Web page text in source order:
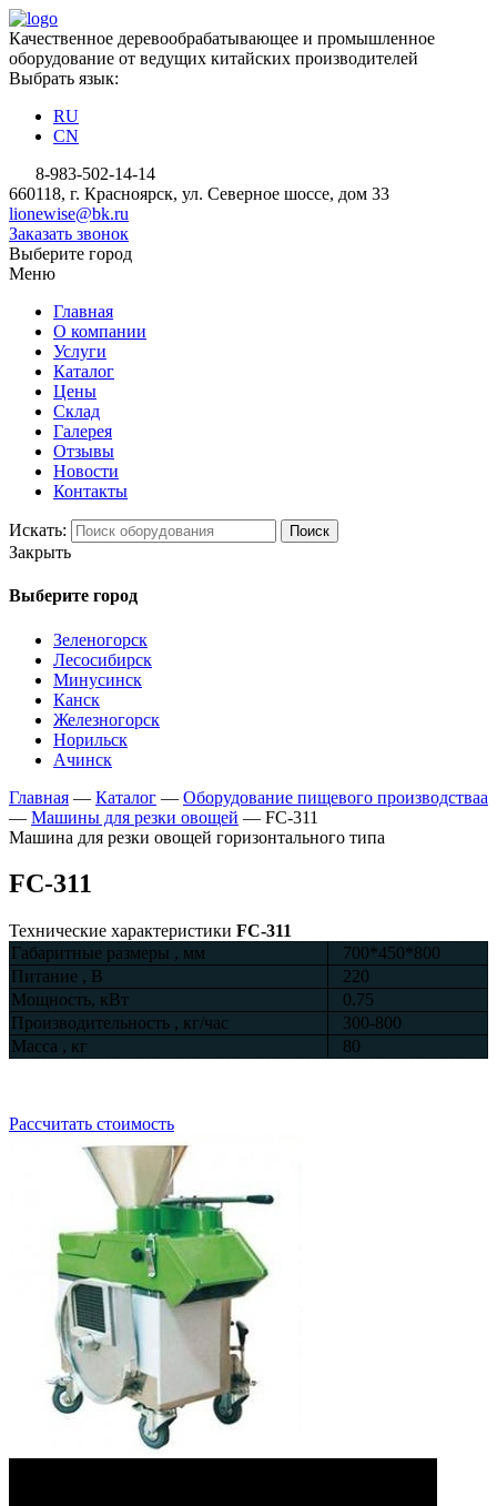
Качественное деревообрабатывающее и промышленное
оборудование от ведущих китайских производителей
Выбрать язык:
RU
CN
8-983-502-14-14
660118, г. Красноярск, ул. Северное шоссе, дом 33
lionewise@bk.ru
Заказать звонок
Выберите город
Меню
Главная
О компании
Услуги
Каталог
Цены
Склад
Галерея
Отзывы
Новости
Контакты
Искать: Поиск
Закрыть
Выберите город
Зеленогорск
Лесосибирск
Минусинск
Канск
Железногорск
Норильск
Ачинск
Главная — Каталог — Оборудование пищевого производстваа
— Машины для резки овощей — FC-311
Машина для резки овощей горизонтального типа
FC-311
Технические характеристики FC-311
Габаритные размеры , мм
700*450*800
Питание , В
220
Мощность, кВт
0.75
Производительность , кг/час
300-800
Масса , кг
80
Рассчитать стоимость